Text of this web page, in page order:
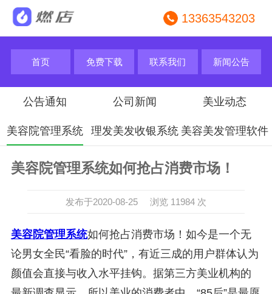
13363543203
首页 免费下载 联系我们 新闻公告
公告通知 公司新闻 美业动态
美容院管理系统 理发美发收银系统 美容美发管理软件
美容院管理系统如何抢占消费市场！
发布于2020-08-25 浏览 11984 次
美容院管理系统如何抢占消费市场！如今是一个无
论男女全民“看脸的时代”，有近三成的用户群体认为
颜值会直接与收入水平挂钩。据第三方美业机构的